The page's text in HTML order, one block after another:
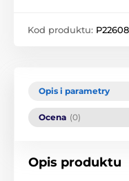
Kod produktu: P22608
Opis i parametry
Ocena (0)
Opis produktu